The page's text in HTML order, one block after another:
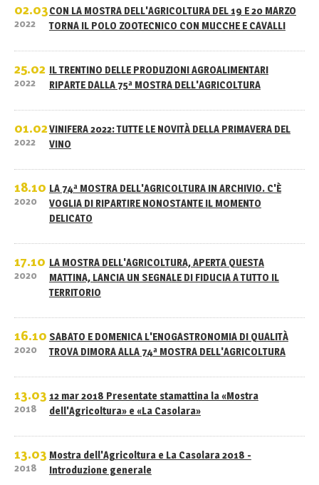
02.03
2022
CON LA MOSTRA DELL'AGRICOLTURA DEL 19 E 20 MARZO
TORNA IL POLO ZOOTECNICO CON MUCCHE E CAVALLI
25.02
2022
IL TRENTINO DELLE PRODUZIONI AGROALIMENTARI
RIPARTE DALLA 75ª MOSTRA DELL'AGRICOLTURA
01.02
2022
VINIFERA 2022: TUTTE LE NOVITÀ DELLA PRIMAVERA DEL
VINO
18.10
2020
LA 74ª MOSTRA DELL'AGRICOLTURA IN ARCHIVIO. C'È
VOGLIA DI RIPARTIRE NONOSTANTE IL MOMENTO
DELICATO
17.10
2020
LA MOSTRA DELL'AGRICOLTURA, APERTA QUESTA
MATTINA, LANCIA UN SEGNALE DI FIDUCIA A TUTTO IL
TERRITORIO
16.10
2020
SABATO E DOMENICA L'ENOGASTRONOMIA DI QUALITÀ
TROVA DIMORA ALLA 74ª MOSTRA DELL'AGRICOLTURA
13.03
2018
12 mar 2018 Presentate stamattina la «Mostra
dell'Agricoltura» e «La Casolara»
13.03
2018
Mostra dell'Agricoltura e La Casolara 2018 -
Introduzione generale